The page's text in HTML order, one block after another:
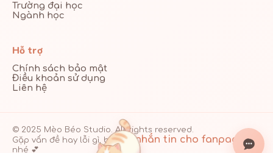
Trường đại học
Ngành học
Hỗ trợ
Chính sách bảo mật
Điều khoản sử dụng
Liên hệ
© 2025 Mèo Béo Studio. All rights reserved.
Gặp vấn đề hay lỗi gì, bạn cứ nhắn tin cho fanpage
nhé 💕